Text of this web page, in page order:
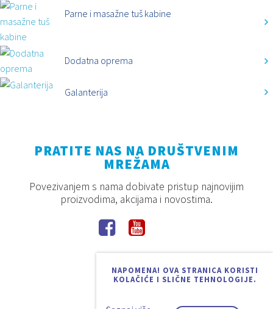
Parne i masažne tuš kabine
Dodatna oprema
Galanterija
NAPOMENA! OVA STRANICA KORISTI
KOLAČIĆE I SLIČNE TEHNOLOGIJE.
PRATITE NAS NA DRUŠTVENIM
MREŽAMA
Povezivanjem s nama dobivate pristup najnovijim
proizvodima, akcijama i novostima.